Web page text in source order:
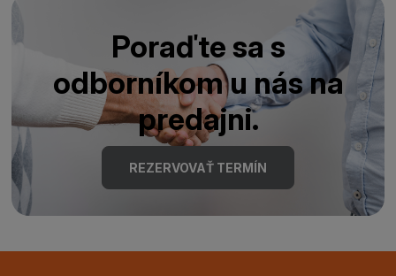
Poraďte sa s
odborníkom u nás na
predajni.
REZERVOVAŤ TERMÍN